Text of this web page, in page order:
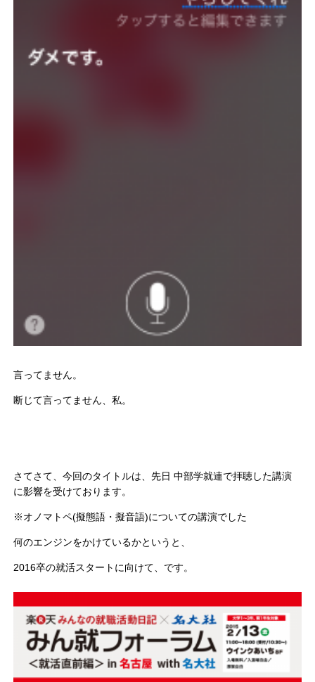
言ってません。
断じて言ってません、私。
さてさて、今回のタイトルは、先日 中部学就連で拝聴した講演
に影響を受けております。
※オノマトペ(擬態語・擬音語)についての講演でした
何のエンジンをかけているかというと、
2016卒の就活スタートに向けて、です。